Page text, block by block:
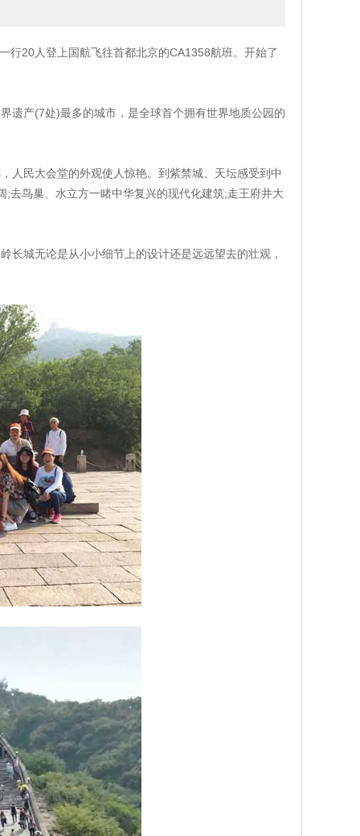
行20人登上国航飞往首都北京的CA1358航班。开始了
遗产(7处)最多的城市，是全球首个拥有世界地质公园的
人民大会堂的外观使人惊艳。到紫禁城、天坛感受到中
去鸟巢、水立方一睹中华复兴的现代化建筑;走王府井大
长城无论是从小小细节上的设计还是远远望去的壮观，